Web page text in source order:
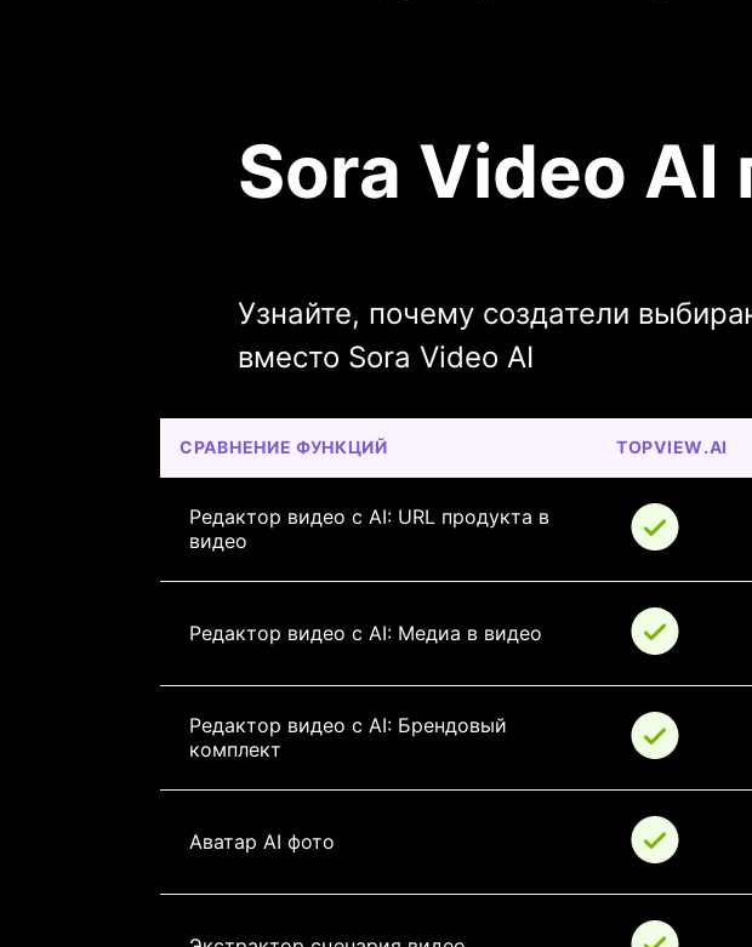
Sora Video AI
Узнайте, почему создатели
вместо Sora Video AI
СРАВНЕНИЕ ФУНКЦИЙ TOPVIEW.AI
Редактор видео с AI: URL продукта в
видео
Редактор видео с AI: Медиа в видео
Редактор видео с AI: Брендовый
комплект
Аватар AI фото